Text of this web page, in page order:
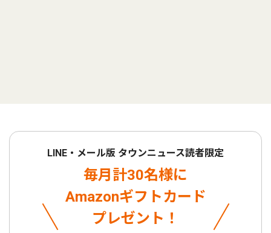
LINE・メール版 タウンニュース読者限定
毎月計30名様に
Amazonギフトカード
プレゼント！